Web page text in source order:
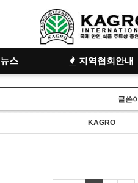
뉴스 지역협회안내
글쓴이
KAGRO